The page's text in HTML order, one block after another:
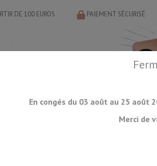
DE 100 EUROS PAIEMENT SÉCURISÉ
En congés du 03 août au 25 août
Merci de